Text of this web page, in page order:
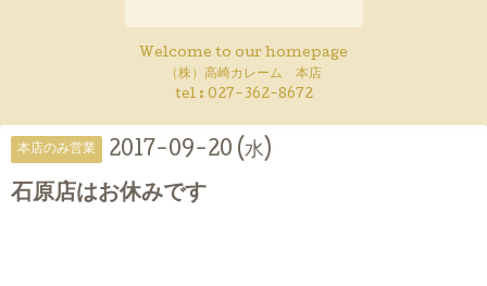
Welcome to our homepage
（株）高崎カレーム 本店
tel : 027-362-8672
本店のみ営業 2017-09-20 (水)
石原店はお休みです